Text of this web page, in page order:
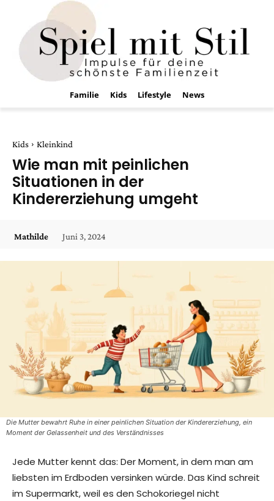
Familie Kids Lifestyle News
Kids Kleinkind
Wie man mit peinlichen
Situationen in der
Kindererziehung umgeht
Mathilde Juni 3, 2024
Die Mutter bewahrt Ruhe in einer peinlichen Situation der Kindererziehung, ein
Moment der Gelassenheit und des Verständnisses
Jede Mutter kennt das: Der Moment, in dem man am
liebsten im Erdboden versinken würde. Das Kind schreit
im Supermarkt, weil es den Schokoriegel nicht